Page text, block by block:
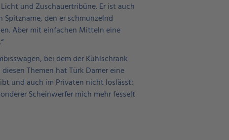
und Zuschauertribüne. Er ist auch
den er schmunzelnd
Aber mit einfachen Mitteln eine
bei dem der Kühlschrank
Themen hat Türk Damer eine
und auch im Privaten nicht loslässt:
Scheinwerfer mich mehr fesselt